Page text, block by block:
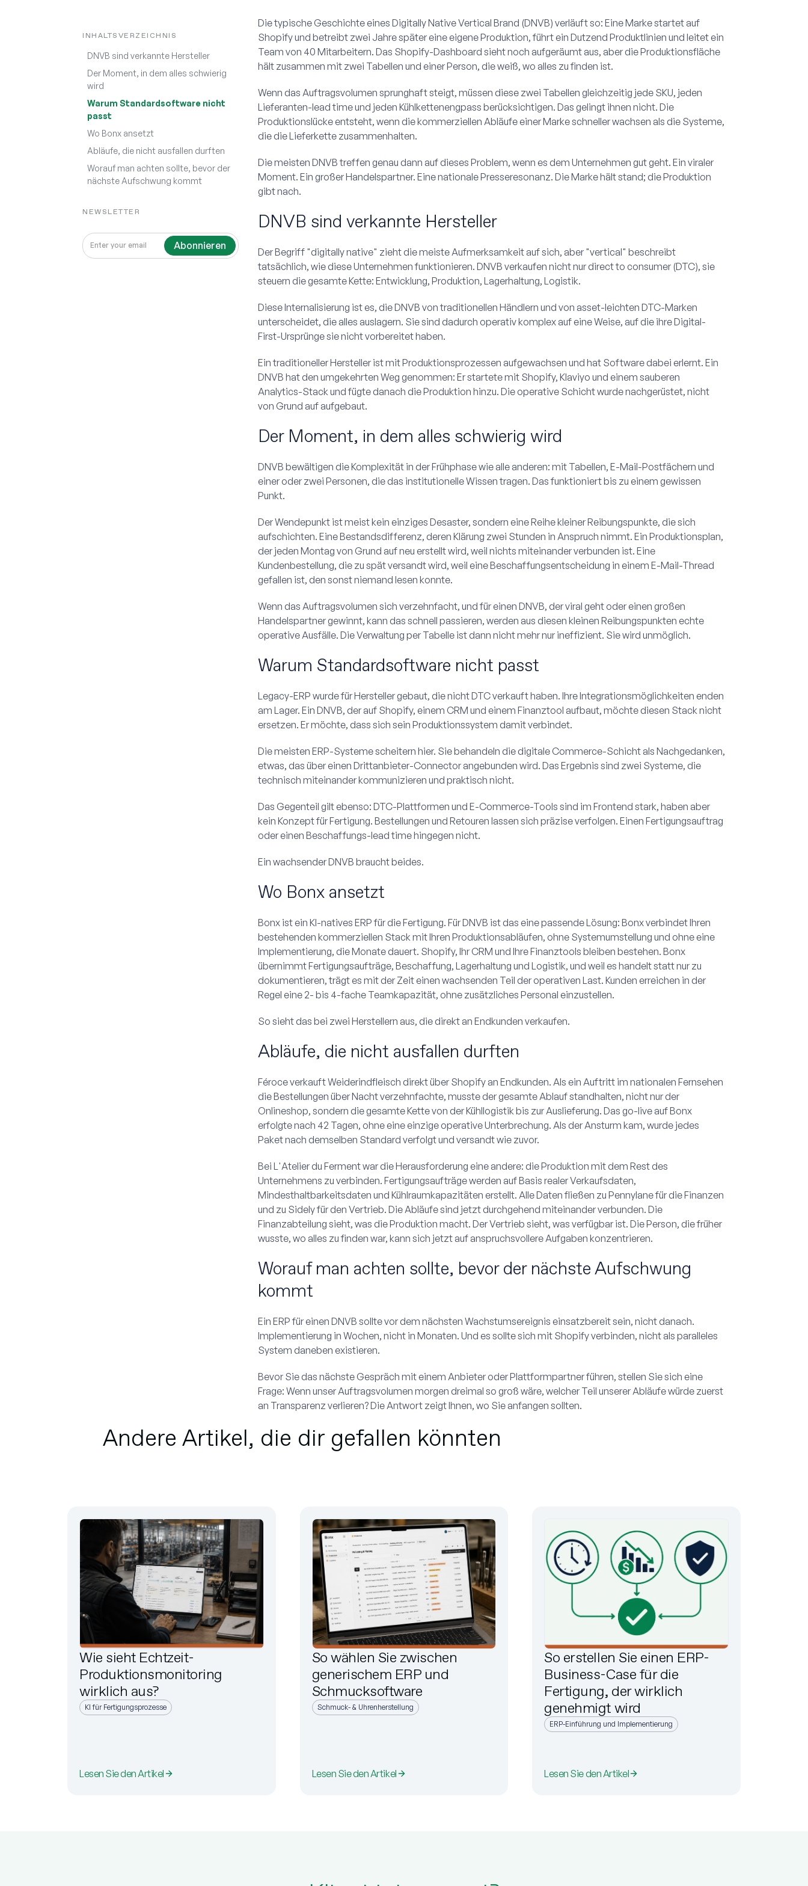
INHALTSVERZEICHNIS
DNVB sind verkannte Hersteller
Der Moment, in dem alles schwierig
wird
Warum Standardsoftware nicht
passt
Wo Bonx ansetzt
Abläufe, die nicht ausfallen durften
Worauf man achten sollte, bevor der
nächste Aufschwung kommt
NEWSLETTER
Die typische Geschichte eines Digitally Native Vertical Brand (DNVB) verläuft so: Eine Marke startet auf
Shopify und betreibt zwei Jahre später eine eigene Produktion, führt ein Dutzend Produktlinien und leitet ein
Team von 40 Mitarbeitern. Das Shopify-Dashboard sieht noch aufgeräumt aus, aber die Produktionsfläche
hält zusammen mit zwei Tabellen und einer Person, die weiß, wo alles zu finden ist.
Wenn das Auftragsvolumen sprunghaft steigt, müssen diese zwei Tabellen gleichzeitig jede SKU, jeden
Lieferanten-lead time und jeden Kühlkettenengpass berücksichtigen. Das gelingt ihnen nicht. Die
Produktionslücke entsteht, wenn die kommerziellen Abläufe einer Marke schneller wachsen als die Systeme,
die die Lieferkette zusammenhalten.
Die meisten DNVB treffen genau dann auf dieses Problem, wenn es dem Unternehmen gut geht. Ein viraler
Moment. Ein großer Handelspartner. Eine nationale Presseresonanz. Die Marke hält stand; die Produktion
gibt nach.
DNVB sind verkannte Hersteller
Der Begriff "digitally native" zieht die meiste Aufmerksamkeit auf sich, aber "vertical" beschreibt
tatsächlich, wie diese Unternehmen funktionieren. DNVB verkaufen nicht nur direct to consumer (DTC), sie
steuern die gesamte Kette: Entwicklung, Produktion, Lagerhaltung, Logistik.
Diese Internalisierung ist es, die DNVB von traditionellen Händlern und von asset-leichten DTC-Marken
unterscheidet, die alles auslagern. Sie sind dadurch operativ komplex auf eine Weise, auf die ihre Digital-
First-Ursprünge sie nicht vorbereitet haben.
Ein traditioneller Hersteller ist mit Produktionsprozessen aufgewachsen und hat Software dabei erlernt. Ein
DNVB hat den umgekehrten Weg genommen: Er startete mit Shopify, Klaviyo und einem sauberen
Analytics-Stack und fügte danach die Produktion hinzu. Die operative Schicht wurde nachgerüstet, nicht
von Grund auf aufgebaut.
Der Moment, in dem alles schwierig wird
DNVB bewältigen die Komplexität in der Frühphase wie alle anderen: mit Tabellen, E-Mail-Postfächern und
einer oder zwei Personen, die das institutionelle Wissen tragen. Das funktioniert bis zu einem gewissen
Punkt.
Der Wendepunkt ist meist kein einziges Desaster, sondern eine Reihe kleiner Reibungspunkte, die sich
aufschichten. Eine Bestandsdifferenz, deren Klärung zwei Stunden in Anspruch nimmt. Ein Produktionsplan,
der jeden Montag von Grund auf neu erstellt wird, weil nichts miteinander verbunden ist. Eine
Kundenbestellung, die zu spät versandt wird, weil eine Beschaffungsentscheidung in einem E-Mail-Thread
gefallen ist, den sonst niemand lesen konnte.
Wenn das Auftragsvolumen sich verzehnfacht, und für einen DNVB, der viral geht oder einen großen
Handelspartner gewinnt, kann das schnell passieren, werden aus diesen kleinen Reibungspunkten echte
operative Ausfälle. Die Verwaltung per Tabelle ist dann nicht mehr nur ineffizient. Sie wird unmöglich.
Warum Standardsoftware nicht passt
Legacy-ERP wurde für Hersteller gebaut, die nicht DTC verkauft haben. Ihre Integrationsmöglichkeiten enden
am Lager. Ein DNVB, der auf Shopify, einem CRM und einem Finanztool aufbaut, möchte diesen Stack nicht
ersetzen. Er möchte, dass sich sein Produktionssystem damit verbindet.
Die meisten ERP-Systeme scheitern hier. Sie behandeln die digitale Commerce-Schicht als Nachgedanken,
etwas, das über einen Drittanbieter-Connector angebunden wird. Das Ergebnis sind zwei Systeme, die
technisch miteinander kommunizieren und praktisch nicht.
Das Gegenteil gilt ebenso: DTC-Plattformen und E-Commerce-Tools sind im Frontend stark, haben aber
kein Konzept für Fertigung. Bestellungen und Retouren lassen sich präzise verfolgen. Einen Fertigungsauftrag
oder einen Beschaffungs-lead time hingegen nicht.
Ein wachsender DNVB braucht beides.
Wo Bonx ansetzt
Bonx ist ein KI-natives ERP für die Fertigung. Für DNVB ist das eine passende Lösung: Bonx verbindet Ihren
bestehenden kommerziellen Stack mit Ihren Produktionsabläufen, ohne Systemumstellung und ohne eine
Implementierung, die Monate dauert. Shopify, Ihr CRM und Ihre Finanztools bleiben bestehen. Bonx
übernimmt Fertigungsaufträge, Beschaffung, Lagerhaltung und Logistik, und weil es handelt statt nur zu
dokumentieren, trägt es mit der Zeit einen wachsenden Teil der operativen Last. Kunden erreichen in der
Regel eine 2- bis 4-fache Teamkapazität, ohne zusätzliches Personal einzustellen.
So sieht das bei zwei Herstellern aus, die direkt an Endkunden verkaufen.
Abläufe, die nicht ausfallen durften
Féroce verkauft Weiderindfleisch direkt über Shopify an Endkunden. Als ein Auftritt im nationalen Fernsehen
die Bestellungen über Nacht verzehnfachte, musste der gesamte Ablauf standhalten, nicht nur der
Onlineshop, sondern die gesamte Kette von der Kühllogistik bis zur Auslieferung. Das go-live auf Bonx
erfolgte nach 42 Tagen, ohne eine einzige operative Unterbrechung. Als der Ansturm kam, wurde jedes
Paket nach demselben Standard verfolgt und versandt wie zuvor.
Bei L'Atelier du Ferment war die Herausforderung eine andere: die Produktion mit dem Rest des
Unternehmens zu verbinden. Fertigungsaufträge werden auf Basis realer Verkaufsdaten,
Mindesthaltbarkeitsdaten und Kühlraumkapazitäten erstellt. Alle Daten fließen zu Pennylane für die Finanzen
und zu Sidely für den Vertrieb. Die Abläufe sind jetzt durchgehend miteinander verbunden. Die
Finanzabteilung sieht, was die Produktion macht. Der Vertrieb sieht, was verfügbar ist. Die Person, die früher
wusste, wo alles zu finden war, kann sich jetzt auf anspruchsvollere Aufgaben konzentrieren.
Worauf man achten sollte, bevor der nächste Aufschwung
kommt
Ein ERP für einen DNVB sollte vor dem nächsten Wachstumsereignis einsatzbereit sein, nicht danach.
Implementierung in Wochen, nicht in Monaten. Und es sollte sich mit Shopify verbinden, nicht als paralleles
System daneben existieren.
Bevor Sie das nächste Gespräch mit einem Anbieter oder Plattformpartner führen, stellen Sie sich eine
Frage: Wenn unser Auftragsvolumen morgen dreimal so groß wäre, welcher Teil unserer Abläufe würde zuerst
an Transparenz verlieren? Die Antwort zeigt Ihnen, wo Sie anfangen sollten.
Andere Artikel, die dir gefallen könnten
KI für Fertigungsprozesse
Wie sieht Echtzeit-
Produktionsmonitoring
wirklich aus?
Lesen Sie den Artikel
Schmuck- & Uhrenherstellung
So wählen Sie zwischen
generischem ERP und
Schmucksoftware
Lesen Sie den Artikel
ERP-Einführung und Implementierung
So erstellen Sie einen ERP-
Business-Case für die
Fertigung, der wirklich
genehmigt wird
Lesen Sie den Artikel